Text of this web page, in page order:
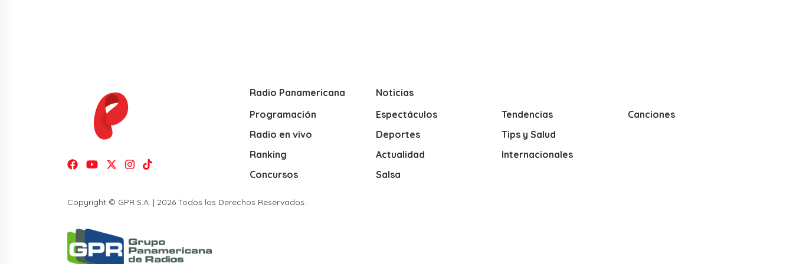
Radio Panamericana
Programación
Radio en vivo
Ranking
Concursos
Noticias
Espectáculos
Deportes
Actualidad
Salsa
Tendencias
Tips y Salud
Internacionales
Canciones
Copyright © GPR S.A. | 2026 Todos los Derechos Reservados.